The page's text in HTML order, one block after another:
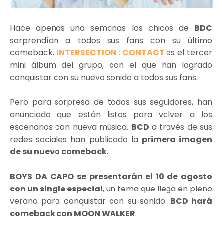
Hace apenas una semanas los chicos de BDC
sorprendían a todos sus fans con su último
comeback. INTERSECTION : CONTACTes el tercer
mini álbum del grupo, con el que han logrado
conquistar con su nuevo sonido a todos sus fans.
Pero para sorpresa de todos sus seguidores, han
anunciado que están listos para volver a los
escenarios con nueva música. BCD a través de sus
redes sociales han publicado la primera imagen
de su nuevo comeback.
BOYS DA CAPO se presentarán el 10 de agosto
con un single especial, un tema que llega en pleno
verano para conquistar con su sonido. BCD hará
comeback con MOON WALKER.